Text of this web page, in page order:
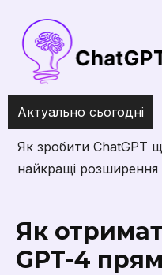
Актуально сьогодні
Як
GPT-4